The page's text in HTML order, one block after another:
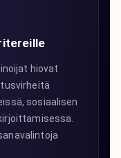
hiovat
sosiaalisen